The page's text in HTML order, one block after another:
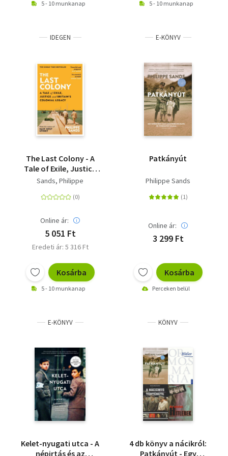
5 - 10 munkanap 5 - 10 munkanap
IDEGEN
The Last Colony - A
Tale of Exile, Justice
and Britain's Colonial
Sands, Philippe
Online ár:
5 051 Ft
Eredeti ár: 5 316 Ft
Kosárba
5 - 10 munkanap
E-KÖNYV
Patkányút
Philippe Sands
Online ár:
3 299 Ft
Kosárba
Perceken belül
E-KÖNYV
Kelet-nyugati utca - A
népirtás és az
KÖNYV
4 db könyv a nácikról:
Patkányút - Egy